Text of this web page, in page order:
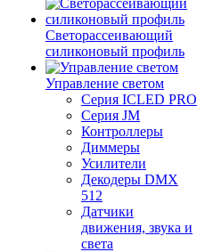
Светорассеивающий
силиконовый профиль
Управление светом
Серия ICLED PRO
Серия JM
Контроллеры
Диммеры
Усилители
Декодеры DMX
512
Датчики
движения, звука и
света